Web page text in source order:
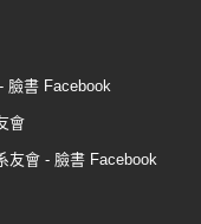
臉書 Facebook
會
友會 - 臉書 Facebook